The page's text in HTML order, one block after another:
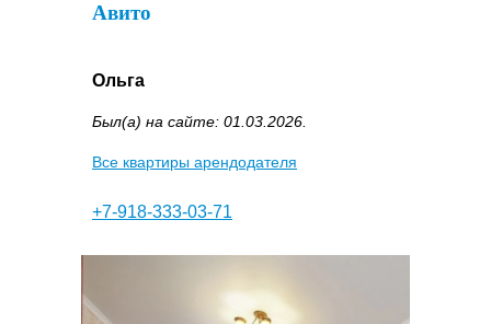
Авито
Ольга
Был(а) на сайте: 01.03.2026.
Все квартиры арендодателя
+7-918-333-03-71